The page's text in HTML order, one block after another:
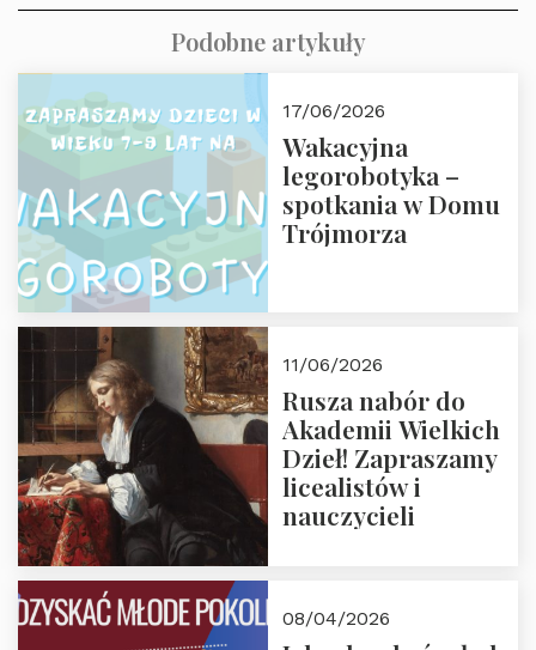
Podobne artykuły
17/06/2026
Wakacyjna
legorobotyka –
spotkania w Domu
Trójmorza
11/06/2026
Rusza nabór do
Akademii Wielkich
Dzieł! Zapraszamy
licealistów i
nauczycieli
08/04/2026